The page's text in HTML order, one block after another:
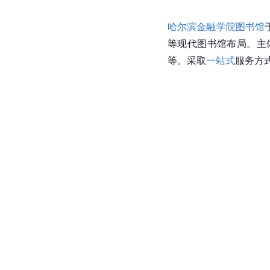
哈尔滨金融学院图书馆
等现代图书馆布局。
等。采取一站式服务方